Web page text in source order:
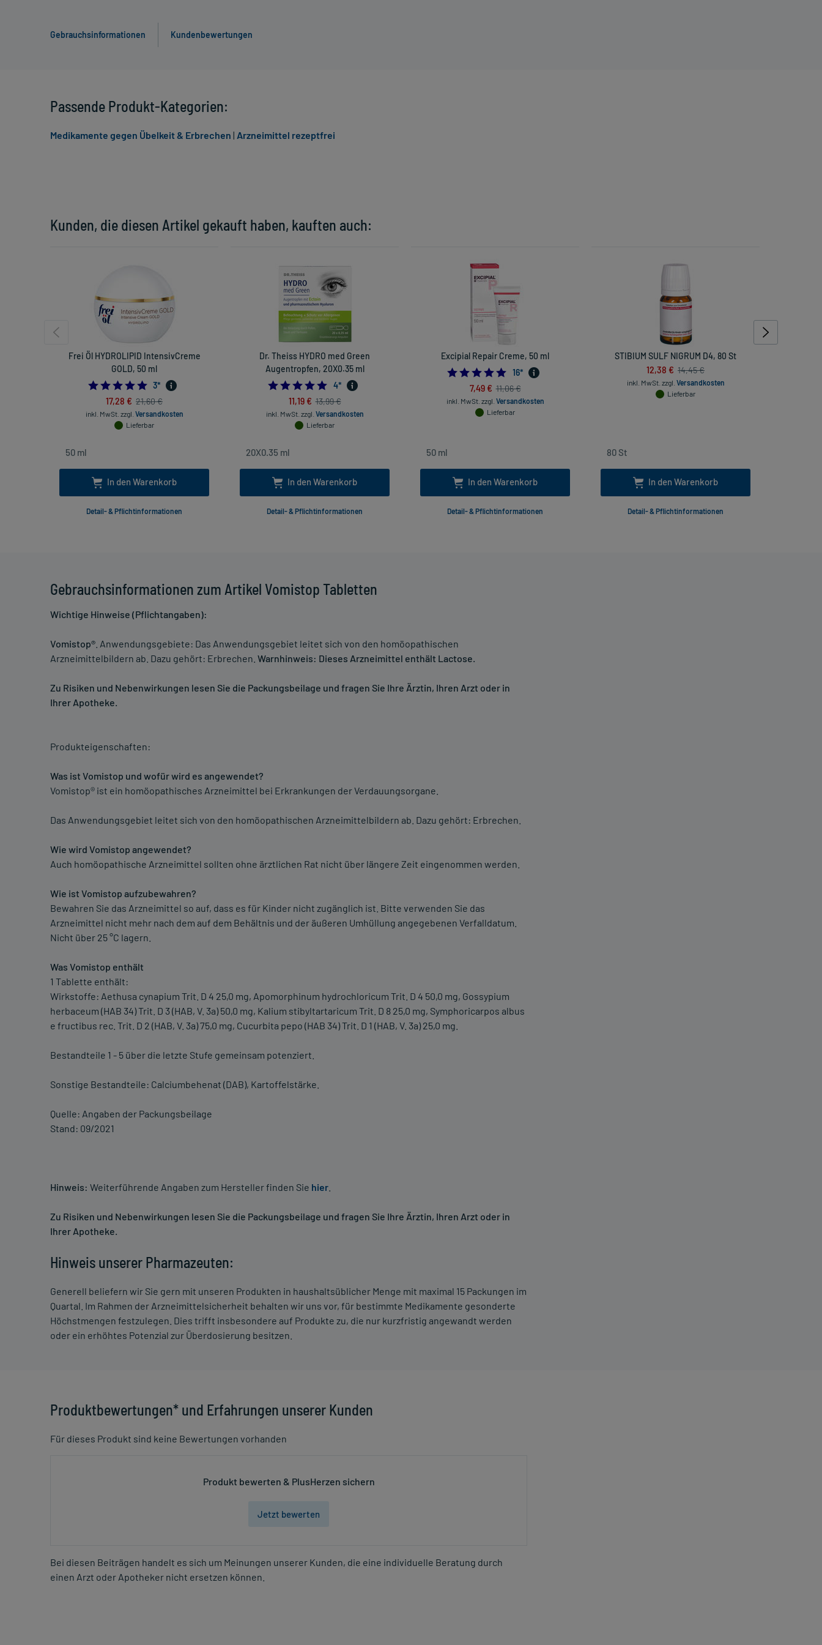
Gebrauchsinformationen Kundenbewertungen
Gebrauchsinformationen zum Artikel Vomistop Tabletten
Wichtige Hinweise (Pflichtangaben):
Vomistop® . Anwendungsgebiete: Das Anwendungsgebiet leitet sich von den homöopathischen
Arzneimittelbildern ab. Dazu gehört: Erbrechen. Warnhinweis: Dieses Arzneimittel enthält Lactose.
Zu Risiken und Nebenwirkungen lesen Sie die Packungsbeilage und fragen Sie Ihre Ärztin, Ihren Arzt oder in
Ihrer Apotheke.
Produkteigenschaften:
Was ist Vomistop und wofür wird es angewendet?
Vomistop® ist ein homöopathisches Arzneimittel bei Erkrankungen der Verdauungsorgane.
Das Anwendungsgebiet leitet sich von den homöopathischen Arzneimittelbildern ab. Dazu gehört: Erbrechen.
Wie wird Vomistop angewendet?
Auch homöopathische Arzneimittel sollten ohne ärztlichen Rat nicht über längere Zeit eingenommen werden.
Wie ist Vomistop aufzubewahren?
Bewahren Sie das Arzneimittel so auf, dass es für Kinder nicht zugänglich ist. Bitte verwenden Sie das
Arzneimittel nicht mehr nach dem auf dem Behältnis und der äußeren Umhüllung angegebenen Verfalldatum.
Nicht über 25 °C lagern.
Was Vomistop enthält
1 Tablette enthält:
Wirkstoffe: Aethusa cynapium Trit. D 4 25,0 mg, Apomorphinum hydrochloricum Trit. D 4 50,0 mg, Gossypium
herbaceum (HAB 34) Trit. D 3 (HAB, V. 3a) 50,0 mg, Kalium stibyltartaricum Trit. D 8 25,0 mg, Symphoricarpos albus
e fructibus rec. Trit. D 2 (HAB, V. 3a) 75,0 mg, Cucurbita pepo (HAB 34) Trit. D 1 (HAB, V. 3a) 25,0 mg.
Bestandteile 1 - 5 über die letzte Stufe gemeinsam potenziert.
Sonstige Bestandteile: Calciumbehenat (DAB), Kartoffelstärke.
Quelle: Angaben der Packungsbeilage
Stand: 09/2021
Hinweis: Weiterführende Angaben zum Hersteller finden Sie hier
Zu Risiken und Nebenwirkungen lesen Sie die Packungsbeilage und fragen Sie Ihre Ärztin, Ihren Arzt oder in
Ihrer Apotheke.
Hinweis unserer Pharmazeuten:
Generell beliefern wir Sie gern mit unseren Produkten in haushaltsüblicher Menge mit maximal 15 Packungen im
Quartal. Im Rahmen der Arzneimittelsicherheit behalten wir uns vor, für bestimmte Medikamente gesonderte
Höchstmengen festzulegen. Dies trifft insbesondere auf Produkte zu, die nur kurzfristig angewandt werden
oder ein erhöhtes Potenzial zur Überdosierung besitzen.
Produktbewertungen* und Erfahrungen unserer Kunden
Für dieses Produkt sind keine Bewertungen vorhanden
Produkt bewerten & PlusHerzen sichern
Jetzt bewerten
Bei diesen Beiträgen handelt es sich um Meinungen unserer Kunden, die eine individuelle Beratung durch
einen Arzt oder Apotheker nicht ersetzen können.
Kunden, die diesen Artikel gekauft haben, kauften auch:
Frei Öl HYDROLIPID IntensivCreme
GOLD, 50 ml
5.0
3*
17,28 € 21,60 €
inkl. MwSt. zzgl. Versandkosten
Lieferbar
In den Warenkorb
Detail- & Pflichtinformationen
Dr. Theiss HYDRO med Green
Augentropfen, 20X0.35 ml
5.0
4*
11,19 € 13,99 €
inkl. MwSt. zzgl. Versandkosten
Lieferbar
In den Warenkorb
Detail- & Pflichtinformationen
Excipial Repair Creme, 50 ml
4.875
16*
7,49 € 11,06 €
inkl. MwSt. zzgl. Versandkosten
Lieferbar
In den Warenkorb
Detail- & Pflichtinformationen
STIBIUM SULF NIGRUM D4, 80 St
12,38 € 14,45 €
inkl. MwSt. zzgl. Versandkosten
Lieferbar
In den Warenkorb
Detail- & Pflichtinformationen
Passende Produkt-Kategorien:
Medikamente gegen Übelkeit & Erbrechen | Arzneimittel rezeptfrei